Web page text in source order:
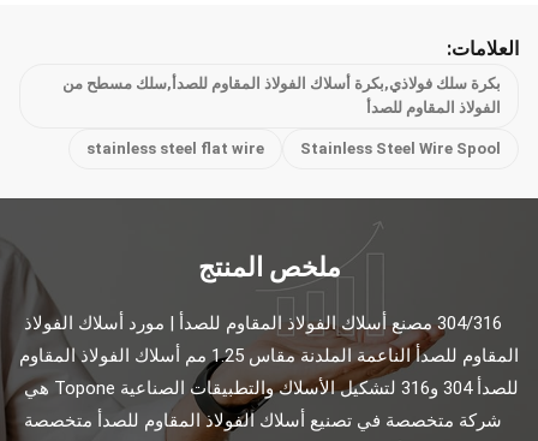
العلامات:
بكرة سلك فولاذي,بكرة أسلاك الفولاذ المقاوم للصدأ,سلك مسطح من
الفولاذ المقاوم للصدأ
Stainless Steel Wire Spool
stainless steel flat wire
ملخص المنتج
للصدأ 304 و316 لتشكيل الأسلاك والتطبيقات الصناعية Topone هي